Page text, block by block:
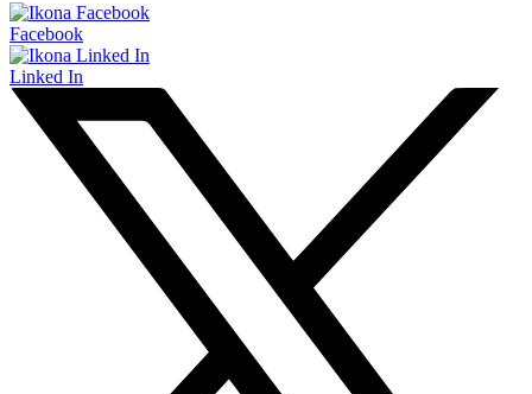
Facebook
Linked In